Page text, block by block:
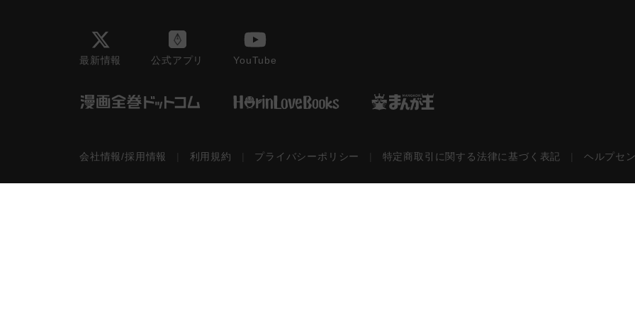
最新情報 公式アプリ YouTube
会社情報/採用情報 利用規約 プライバシーポリシー 特定商取引に関する法律に基づく表記 ヘルプセ